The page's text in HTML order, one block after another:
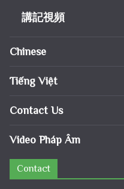
講記視頻
Chinese
Tiếng Việt
Contact Us
Video Pháp Âm
Contact